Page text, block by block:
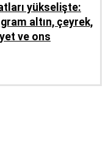
yükselişte:
altın, çeyrek,
ve ons